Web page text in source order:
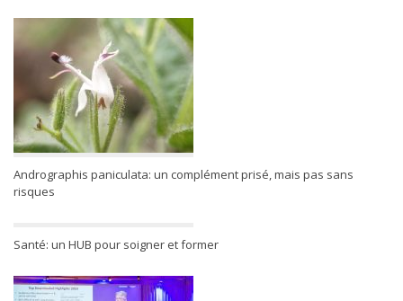
Andrographis paniculata: un complément prisé, mais pas sans
risques
Santé: un HUB pour soigner et former